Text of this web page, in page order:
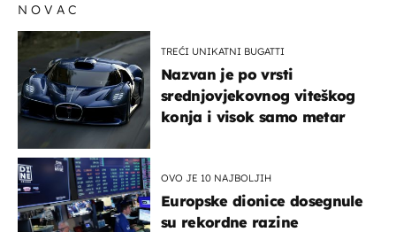
NOVAC
TREĆI UNIKATNI BUGATTI
Nazvan je po vrsti
srednjovjekovnog viteškog
konja i visok samo metar
OVO JE 10 NAJBOLJIH
Europske dionice dosegnule
su rekordne razine